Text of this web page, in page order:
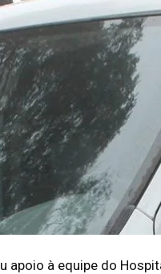
apoio à equipe do